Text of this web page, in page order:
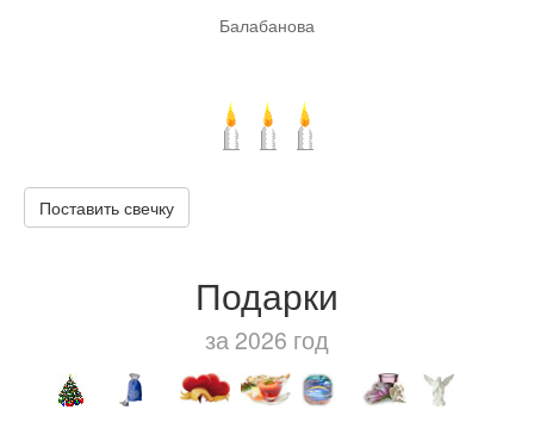
Балабанова
Поставить свечку
Подарки
за 2026 год